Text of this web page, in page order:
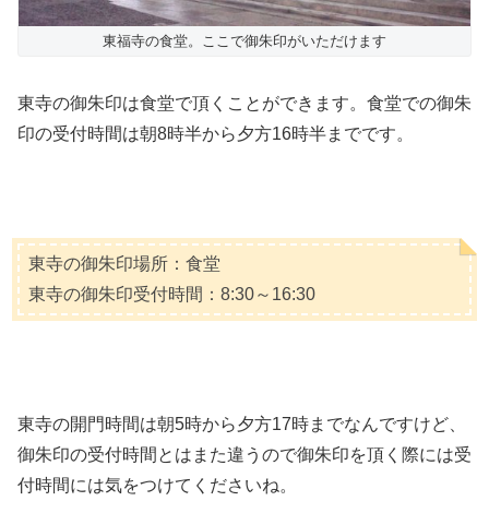
東福寺の食堂。ここで御朱印がいただけます
東寺の御朱印は食堂で頂くことができます。食堂での御朱
印の受付時間は朝8時半から夕方16時半までです。
東寺の御朱印場所：食堂
東寺の御朱印受付時間：8:30～16:30
東寺の開門時間は朝5時から夕方17時までなんですけど、
御朱印の受付時間とはまた違うので御朱印を頂く際には受
付時間には気をつけてくださいね。